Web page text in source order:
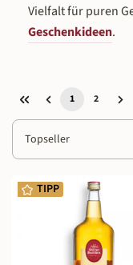
Vielfalt für puren
Geschenkideen.
Seite
1 Seite
2
TIPP